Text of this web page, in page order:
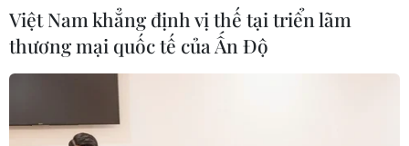
Việt Nam khẳng định vị thế tại triển lãm
thương mại quốc tế của Ấn Độ